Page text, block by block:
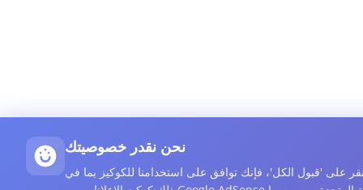
نحن نقدر خصوصيتك
على 'قبول الكل'، فإنك توافق على استخدامنا للكوكيز بما في